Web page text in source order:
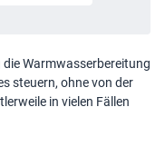
Warmwasserbereitung
steuern, ohne von der
in vielen Fällen